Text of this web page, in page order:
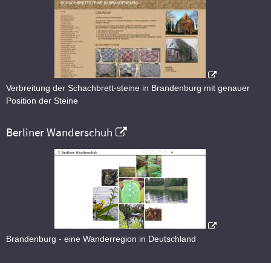
Verbreitung der Schachbrett-steine in Brandenburg mit genauer
Position der Steine
Berliner Wanderschuh
Brandenburg - eine Wanderregion in Deutschland